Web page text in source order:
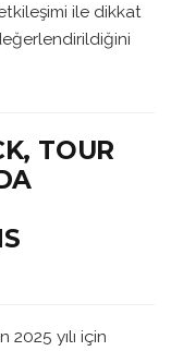
ile dikkat
TOUR
yılı için